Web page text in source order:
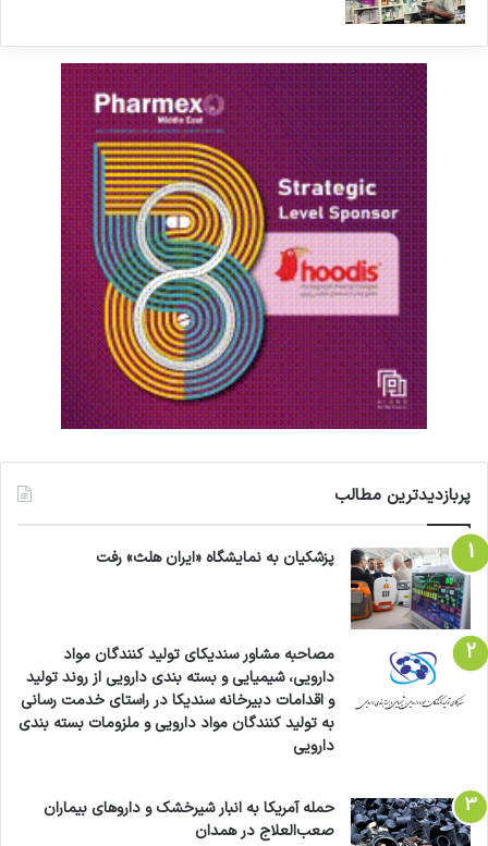
پربازدیدترین مطالب
پزشکیان به نمایشگاه «ایران هلث» رفت
مصاحبه مشاور سندیکای تولید کنندگان مواد
دارویی، شیمیایی و بسته بندی دارویی از روند تولید
و اقدامات دبیرخانه سندیکا در راستای خدمت رسانی
به تولید کنندگان مواد دارویی و ملزومات بسته بندی
دارویی
حمله آمریکا به انبار شیرخشک و داروهای بیماران
صعب‌العلاج در همدان